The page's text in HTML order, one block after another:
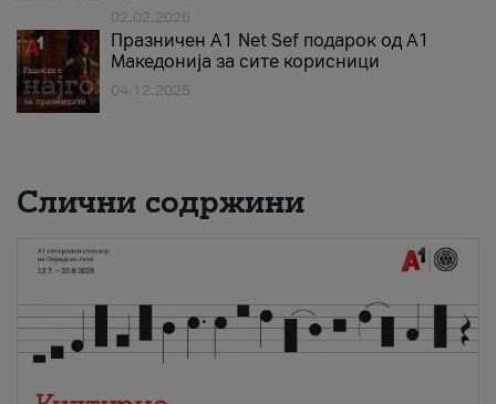
02.02.2026
Празничен A1 Net Sеf подарок од А1
Македонија за сите корисници
04.12.2025
Слични содржини